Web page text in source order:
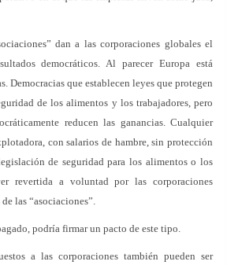
dan a las corporaciones globales el
democráticos. Al parecer Europa está
Democracias que establecen leyes que protegen
de los alimentos y los trabajadores, pero
reducen las ganancias. Cualquier
con salarios de hambre, sin protección
de seguridad para los alimentos o los
revertida a voluntad por las corporaciones
las “asociaciones”.
podría firmar un pacto de este tipo.
a las corporaciones también pueden ser